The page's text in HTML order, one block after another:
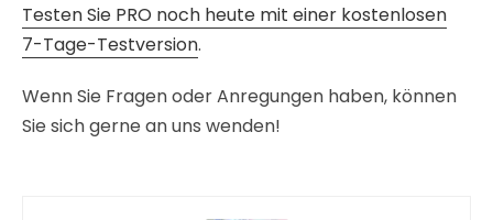
Testen Sie PRO noch heute mit einer kostenlosen
7-Tage-Testversion.
Wenn Sie Fragen oder Anregungen haben, können
Sie sich gerne an uns wenden!